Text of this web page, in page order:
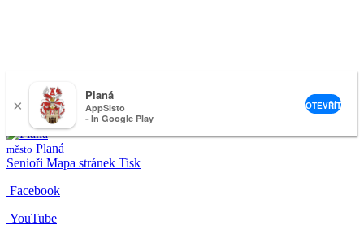
nemeckova@muplana.cz
město Planá
Senioři Mapa stránek Tisk
Facebook
YouTube
×
Planá
AppSisto
- In Google Play
OTEVŘÍT